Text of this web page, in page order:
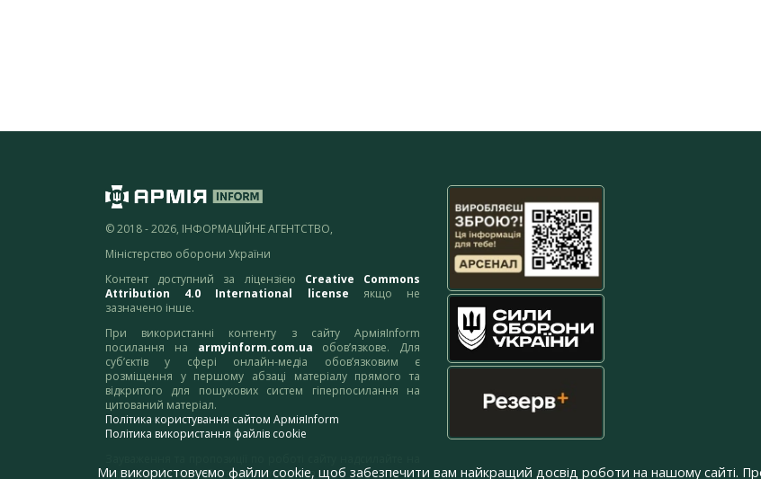
© 2018 - 2026, ІНФОРМАЦІЙНЕ АГЕНТСТВО,
Міністерство оборони України
Контент доступний за ліцензією Creative Commons
Attribution 4.0 International license якщо не
зазначено інше.
При використанні контенту з сайту АрміяInform
посилання на armyinform.com.ua обов’язкове. Для
суб’єктів у сфері онлайн-медіа обов’язковим є
розміщення у першому абзаці матеріалу прямого та
відкритого для пошукових систем гіперпосилання на
цитований матеріал.
Політика користування сайтом АрміяInform
Політика використання файлів cookie
адресу:webmaster@armyinform.com.ua
Ми використовуємо файли cookie, щоб забезпечити вам найкращий досвід роботи на нашому сайті.